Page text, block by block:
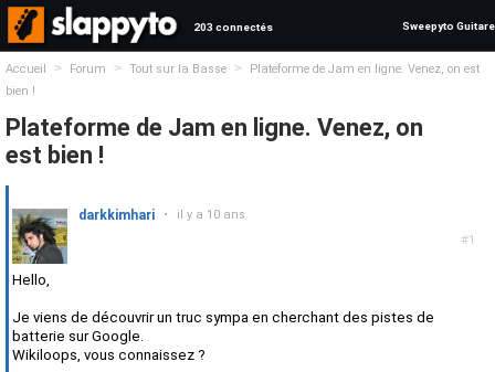
203 connectés Sweepyto Guitare
Accueil > Forum > Tout sur la Basse >
Plateforme de Jam en ligne. Venez, on est
bien !
Plateforme de Jam en ligne. Venez, on
est bien !
#1
darkkimhari • il y a 10 ans
Hello,
Je viens de découvrir un truc sympa en cherchant des pistes de
batterie sur Google.
Wikiloops, vous connaissez ?